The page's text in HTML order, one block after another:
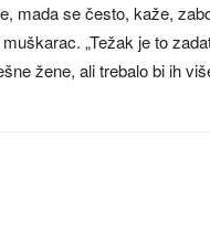
mada se često, kaže,
„Težak je to
žene, ali trebalo bi ih